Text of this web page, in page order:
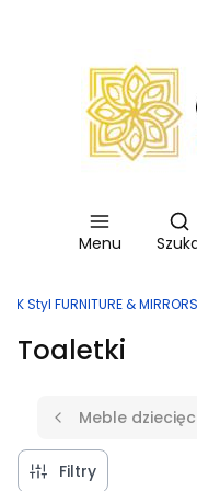
Menu
OK Styl FURNITURE & MIRRORS
Toaletki
Meble
Filtry